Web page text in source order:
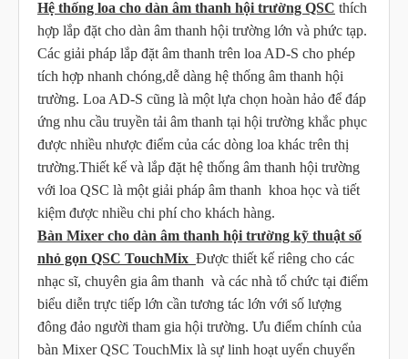
Hệ thống loa cho dàn âm thanh hội trường QSC thích
hợp lắp đặt cho dàn âm thanh hội trường lớn và phức tạp.
Các giải pháp lắp đặt âm thanh trên loa AD-S cho phép
tích hợp nhanh chóng,dễ dàng hệ thống âm thanh hội
trường. Loa AD-S cũng là một lựa chọn hoàn hảo để đáp
ứng nhu cầu truyền tải âm thanh tại hội trường khắc phục
được nhiều nhược điểm của các dòng loa khác trên thị
trường.Thiết kế và lắp đặt hệ thống âm thanh hội trường
với loa QSC là một giải pháp âm thanh khoa học và tiết
kiệm được nhiều chi phí cho khách hàng.
Bàn Mixer cho dàn âm thanh hội trường kỹ thuật số
nhỏ gọn QSC TouchMix Được thiết kế riêng cho các
nhạc sĩ, chuyên gia âm thanh và các nhà tổ chức tại điểm
biểu diễn trực tiếp lớn cần tương tác lớn với số lượng
đông đảo người tham gia hội trường. Ưu điểm chính của
bàn Mixer QSC TouchMix là sự linh hoạt uyển chuyển